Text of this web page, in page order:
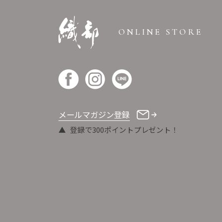
ONLINE STORE
メールマガジン登録
登録で300ポイントプレゼント！